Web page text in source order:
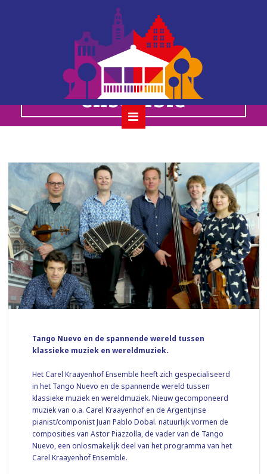
het carel
kraayenhof
ensemble
Tango Nuevo en de spannende wereld tussen
klassieke muziek en wereldmuziek.
Het Carel Kraayenhof Ensemble heeft zich gespecialiseerd
in het Tango Nuevo en de spannende wereld tussen
klassieke muziek en wereldmuziek. Nieuw gecomponeerd
muziek van o.a. Carel Kraayenhof en de Argentijnse
pianist/componist Juan Pablo Dobal. natuurlijk vormen de
composities van Astor Piazzolla, de vader van de Tango
Nuevo, een onlosmakelijk deel van het programma van het
Carel Kraayenhof Ensemble.